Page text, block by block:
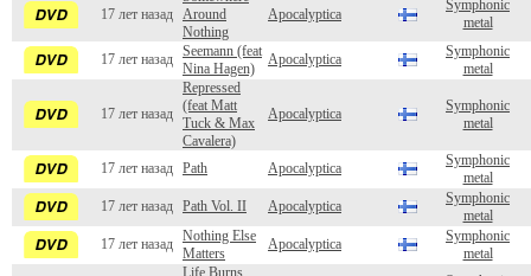
17 лет назад
Around
Nothing
Apocalyptica
Symphonic
metal
17 лет назад
Seemann (feat
Nina Hagen)
Apocalyptica
Symphonic
metal
17 лет назад
Repressed
(feat Matt
Tuck & Max
Cavalera)
Apocalyptica
Symphonic
metal
17 лет назад Path Apocalyptica
Symphonic
metal
17 лет назад
Path Vol. II Apocalyptica
Symphonic
metal
17 лет назад
Nothing Else
Matters
Apocalyptica
Symphonic
metal
Life Burns